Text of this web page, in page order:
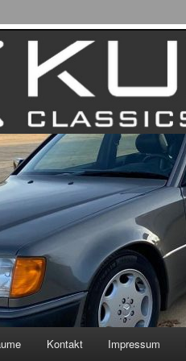
Kontakt Impressum